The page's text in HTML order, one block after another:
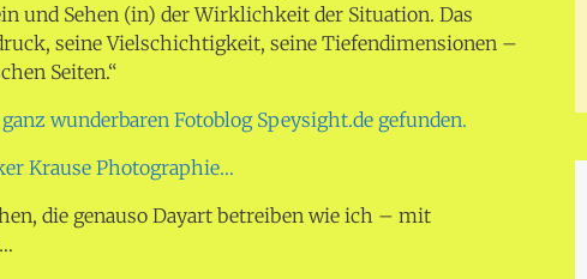
und Sehen (in) der Wirklichkeit der Situation. Das
seine Vielschichtigkeit, seine Tiefendimensionen –
Seiten.“
wunderbaren Fotoblog Speysight.de gefunden.
Krause Photographie…
die genauso Dayart betreiben wie ich – mit